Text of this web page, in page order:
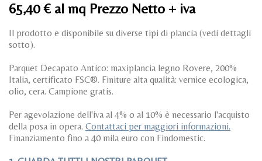
65,40 € al mq Prezzo Netto + iva
Il prodotto e disponibile su diverse tipi di plancia (vedi dettagli
sotto).
Parquet Decapato Antico: maxiplancia legno Rovere, 200%
Italia, certificato FSC®. Finiture alta qualità: vernice ecologica,
olio, cera. Campione gratis.
Per agevolazione dell'iva al 4% o al 10% è necessario l'acquisto
della posa in opera. Contattaci per maggiori informazioni.
Finanziamento fino a 40 mila euro con Findomestic.